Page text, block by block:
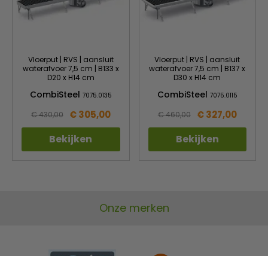
Vloerput | RVS | aansluit
waterafvoer 7,5 cm | B133 x
D20 x H14 cm
CombiSteel 7075.0135
€ 430,00 € 305,00
Bekijken
Vloerput | RVS | aansluit
waterafvoer 7,5 cm | B137 x
D30 x H14 cm
CombiSteel 7075.0115
€ 460,00 € 327,00
Bekijken
Onze merken